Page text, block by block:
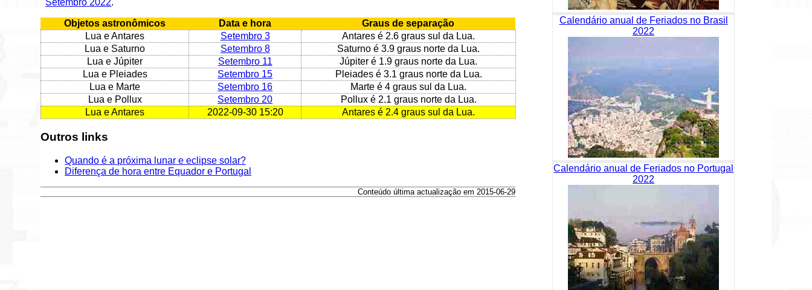
Setembro 2022.
Objetos astronômicos Data e hora
Graus de separação
Lua e Antares
Setembro 3
Antares é 2.6 graus sul da Lua.
Lua e Saturno
Setembro 8
Saturno é 3.9 graus norte da Lua.
Lua e Júpiter
Setembro 11
Júpiter é 1.9 graus norte da Lua.
Lua e Pleiades
Setembro 15
Pleiades é 3.1 graus norte da Lua.
Lua e Marte
Setembro 16
Marte é 4 graus sul da Lua.
Lua e Pollux
Setembro 20
Pollux é 2.1 graus norte da Lua.
Lua e Antares
2022-09-30 15:20 Antares é 2.4 graus sul da Lua.
Outros links
Quando é a próxima lunar e eclipse solar?
Diferença de hora entre Equador e Portugal
Conteúdo última actualização em 2015-06-29
Calendário anual de Feriados no Brasil
2022
Calendário anual de Feriados no Portugal
2022